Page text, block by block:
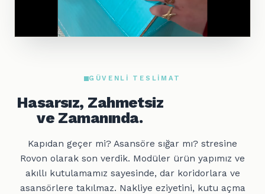
GÜVENLI TESLIMAT
Hasarsız, Zahmetsiz
ve Zamanında.
Kapıdan geçer mi? Asansöre sığar mı? stresine
Rovon olarak son verdik. Modüler ürün yapımız ve
akıllı kutulamamız sayesinde, dar koridorlara ve
asansörlere takılmaz. Nakliye eziyetini, kutu açma